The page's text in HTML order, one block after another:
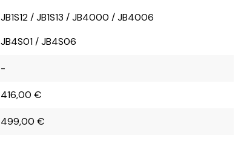
JB1S12 / JB1S13 / JB4000 / JB4006
JB4S01 / JB4S06
-
416,00€
499,00€